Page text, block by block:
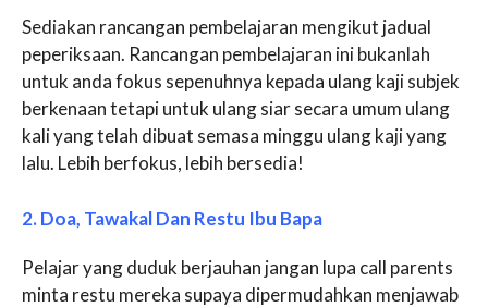
Sediakan rancangan pembelajaran mengikut jadual
peperiksaan. Rancangan pembelajaran ini bukanlah
untuk anda fokus sepenuhnya kepada ulang kaji subjek
berkenaan tetapi untuk ulang siar secara umum ulang
kali yang telah dibuat semasa minggu ulang kaji yang
lalu. Lebih berfokus, lebih bersedia!
2. Doa, Tawakal Dan Restu Ibu Bapa
Pelajar yang duduk berjauhan jangan lupa call parents
minta restu mereka supaya dipermudahkan menjawab